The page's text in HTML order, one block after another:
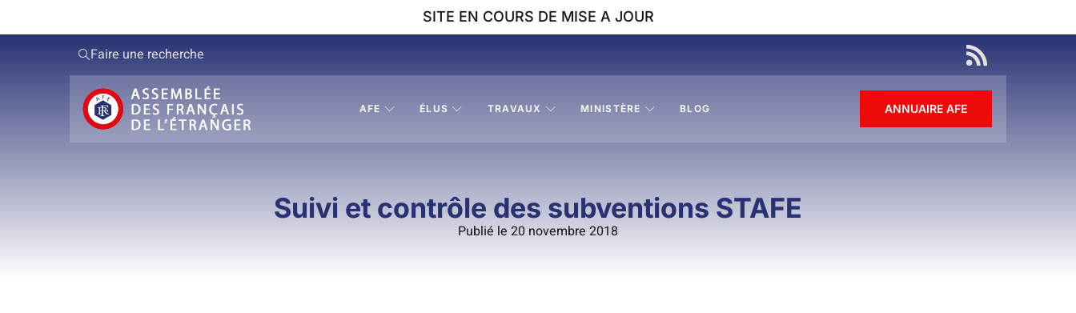
SITE EN COURS DE MISE A JOUR
Faire une recherche
AFE ÉLUS TRAVAUX MINISTÈRE BLOG ANNUAIRE AFE
Suivi et contrôle des subventions STAFE
Publié le 20 novembre 2018